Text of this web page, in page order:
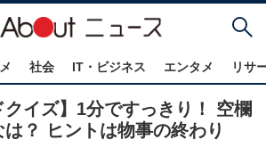
社会 IT・ビジネス エンタメ リサ
クイズ】1分ですっきり！ 空欄
？ ヒントは物事の終わり